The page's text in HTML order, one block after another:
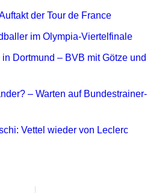
der Tour de France
im Olympia-Viertelfinale
Dortmund – BVB mit Götze und
– Warten auf Bundestrainer-
Vettel wieder von Leclerc